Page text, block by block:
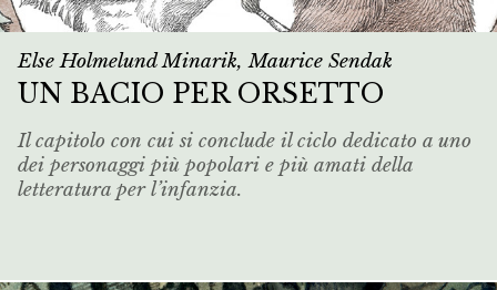
Else Holmelund Minarik, Maurice Sendak
UN BACIO PER ORSETTO
Il capitolo con cui si conclude il ciclo dedicato a uno
dei personaggi più popolari e più amati della
letteratura per l’infanzia.